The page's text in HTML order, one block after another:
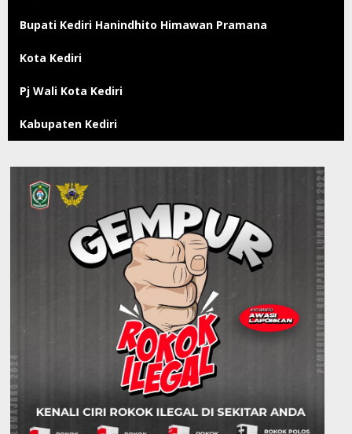
Bupati Kediri Hanindhito Himawan Pramana
Kota Kediri
Pj Wali Kota Kediri
Kabupaten Kediri